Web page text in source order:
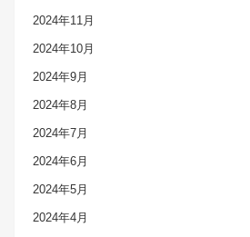
2024年11月
2024年10月
2024年9月
2024年8月
2024年7月
2024年6月
2024年5月
2024年4月